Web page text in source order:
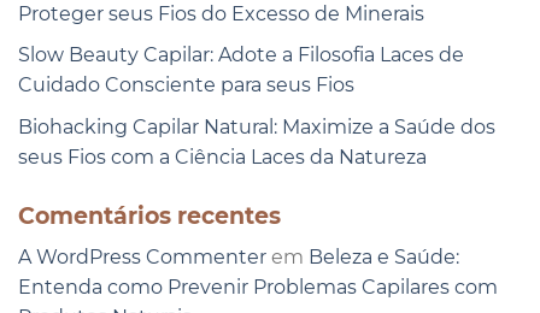
Proteger seus Fios do Excesso de Minerais
Slow Beauty Capilar: Adote a Filosofia Laces de
Cuidado Consciente para seus Fios
Biohacking Capilar Natural: Maximize a Saúde dos
seus Fios com a Ciência Laces da Natureza
Comentários recentes
A WordPress Commenter em Beleza e Saúde:
Entenda como Prevenir Problemas Capilares com